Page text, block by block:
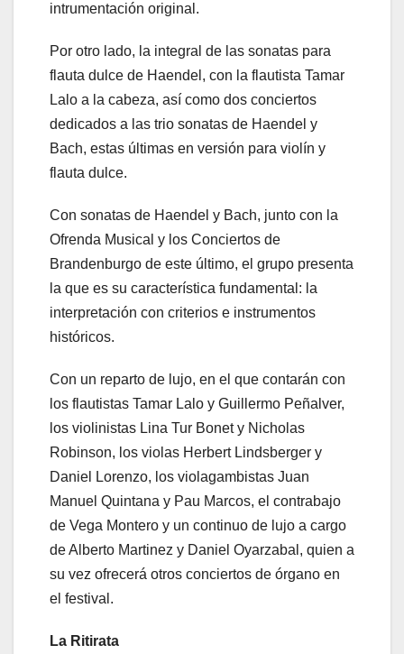
intrumentación original.
Por otro lado, la integral de las sonatas para
flauta dulce de Haendel, con la flautista Tamar
Lalo a la cabeza, así como dos conciertos
dedicados a las trio sonatas de Haendel y
Bach, estas últimas en versión para violín y
flauta dulce.
Con sonatas de Haendel y Bach, junto con la
Ofrenda Musical y los Conciertos de
Brandenburgo de este último, el grupo presenta
la que es su característica fundamental: la
interpretación con criterios e instrumentos
históricos.
Con un reparto de lujo, en el que contarán con
los flautistas Tamar Lalo y Guillermo Peñalver,
los violinistas Lina Tur Bonet y Nicholas
Robinson, los violas Herbert Lindsberger y
Daniel Lorenzo, los violagambistas Juan
Manuel Quintana y Pau Marcos, el contrabajo
de Vega Montero y un continuo de lujo a cargo
de Alberto Martinez y Daniel Oyarzabal, quien a
su vez ofrecerá otros conciertos de órgano en
el festival.
La Ritirata